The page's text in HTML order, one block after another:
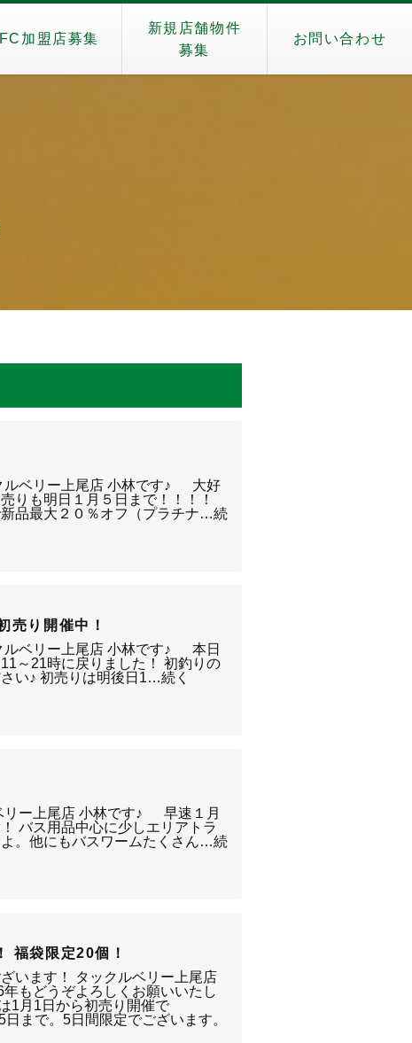
FC加盟店募集
新規店舗物件
募集
お問い合わせ
ルベリー上尾店 小林です♪ 大好
りも明日１月５日まで！！！！
品最大２０％オフ（プラチナ…続
売り開催中！
ルベリー上尾店 小林です♪ 本日
～21時に戻りました！ 初釣りの
い♪ 初売りは明後日1…続く
リー上尾店 小林です♪ 早速１月
バス用品中心に少しエリアトラ
。他にもバスワームたくさん…続
福袋限定20個！
います！ タックルベリー上尾店
もどうぞよろしくお願いいたし
1月1日から初売り開催で
まで。5日間限定でございます。